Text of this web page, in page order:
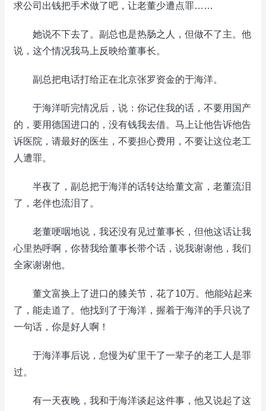
求公司出钱把手术做了吧，让老董少遭点罪……
她说不下去了。副总也是热肠之人，但做不了主。他
说，这个情况我马上反映给董事长。
副总把电话打给正在北京张罗资金的于海洋。
于海洋听完情况后，说：你记住我的话，不要用国产
的，要用德国进口的，没有钱我去借。马上让他告诉他告
诉医院，请最好的医生，不要担心费用，不要让这位老工
人遭罪。
半夜了，副总把于海洋的话转达给董文富，老董流泪
了，老伴也流泪了。
老董哽咽地说，我还没有见过董事长，但他这话让我
心里热呼啊，你替我给董事长带个话，说我谢谢他，我们
全家谢谢他。
董文富换上了进口的膝关节，花了10万。他能站起来
了，能走道了。他找到了于海洋，握着于海洋的手只说了
一句话，你是好人啊！
于海洋事后说，怠慢为矿里干了一辈子的老工人是罪
过。
有一天夜晚，我和于海洋谈起这件事，他又说起了这